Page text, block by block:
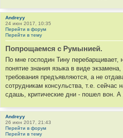
Andreyy
24 июн 2017, 10:35
Перейти в форум
Перейти в тему
Попрощаемся с Румынией.
По мне господин Тину перебарщивает,
понятие знания языка в виде
требования предъявляются, а не
сотрудникам консульства, т.е. сейчас
сдашь, критические дни - пошел вон. А
Andreyy
26 июн 2017, 21:43
Перейти в форум
Перейти в тему